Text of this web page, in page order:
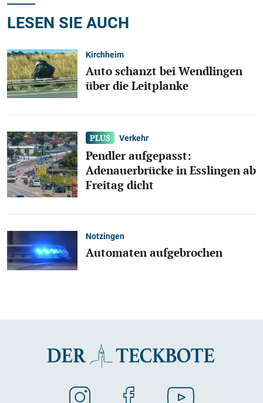
LESEN SIE AUCH
Kirchheim
Auto schanzt bei Wendlingen
über die Leitplanke
Verkehr
Pendler aufgepasst:
Adenauerbrücke in Esslingen ab
Freitag dicht
Notzingen
Automaten aufgebrochen